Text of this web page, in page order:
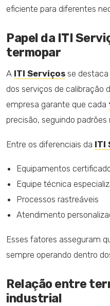
eficiente para diferentes
Papel da ITI
termopar
A ITI Serviços se destaca
dos serviços de calibração
empresa garante que cada
precisão, seguindo padrões
Entre os diferenciais da ITI
Equipamentos
Equipe técnica
Processos rastreáveis
Atendimento
Esses fatores asseguram
sempre operando dentro
Relação entre
industrial